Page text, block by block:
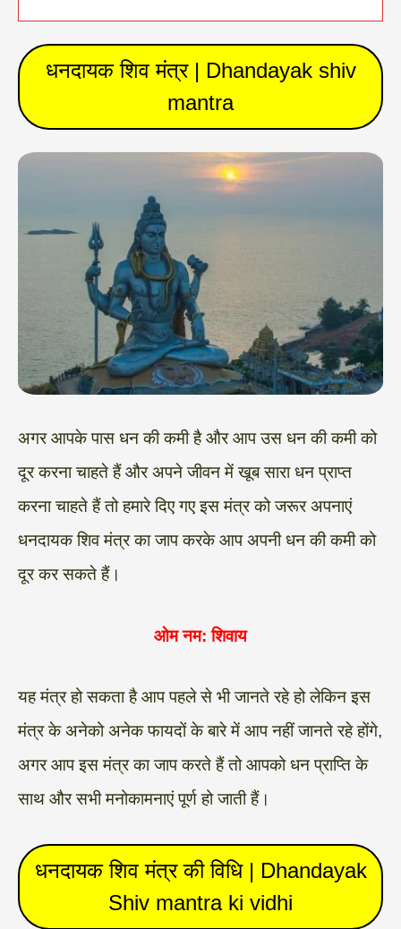
धनदायक शिव मंत्र | Dhandayak shiv
mantra
अगर आपके पास धन की कमी है और आप उस धन की कमी को
दूर करना चाहते हैं और अपने जीवन में खूब सारा धन प्राप्त
करना चाहते हैं तो हमारे दिए गए इस मंत्र को जरूर अपनाएं
धनदायक शिव मंत्र का जाप करके आप अपनी धन की कमी को
दूर कर सकते हैं।
ओम नम: शिवाय
यह मंत्र हो सकता है आप पहले से भी जानते रहे हो लेकिन इस
मंत्र के अनेको अनेक फायदों के बारे में आप नहीं जानते रहे होंगे,
अगर आप इस मंत्र का जाप करते हैं तो आपको धन प्राप्ति के
साथ और सभी मनोकामनाएं पूर्ण हो जाती हैं।
धनदायक शिव मंत्र की विधि | Dhandayak
Shiv mantra ki vidhi